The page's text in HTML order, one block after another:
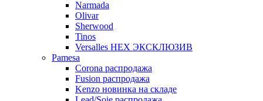
Narmada
Olivar
Sherwood
Tinos
Versalles HEX ЭКСКЛЮЗИВ
Pamesa
Corona распродажа
Fusion распродажа
Kenzo новинка на складе